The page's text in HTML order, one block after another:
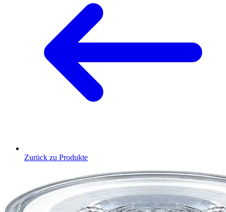
Zurück zu Produkte